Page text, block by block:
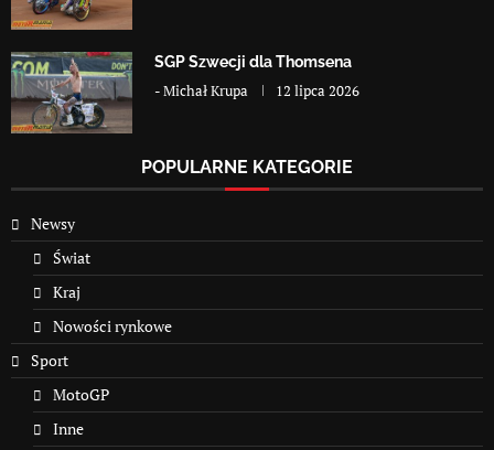
SGP Szwecji dla Thomsena
-Michał Krupa 12 lipca 2026
POPULARNE KATEGORIE
Newsy
Świat
Kraj
Nowości rynkowe
Sport
MotoGP
Inne